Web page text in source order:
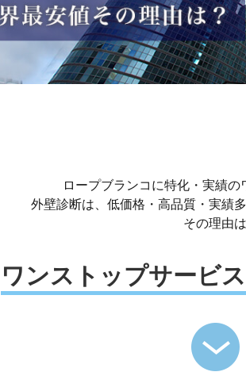
ロープブランコに特化・実績の
外壁診断は、低価格・高品質・実績
その理由は
ワンストップサービ